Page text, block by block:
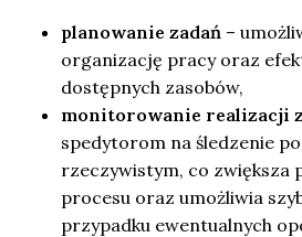
planowanie zadań –
organizację pracy oraz
dostępnych zasobów,
monitorowanie realizacji
spedytorom na śledzenie
rzeczywistym, co zwiększa
procesu oraz umożliwia
przypadku ewentualnych